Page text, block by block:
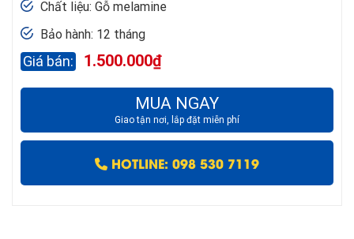
Chất liệu: Gỗ melamine
Bảo hành: 12 tháng
1.500.000₫
MUA NGAY
Giao tận nơi, lắp đặt miễn phí
HOTLINE: 098 530 7119